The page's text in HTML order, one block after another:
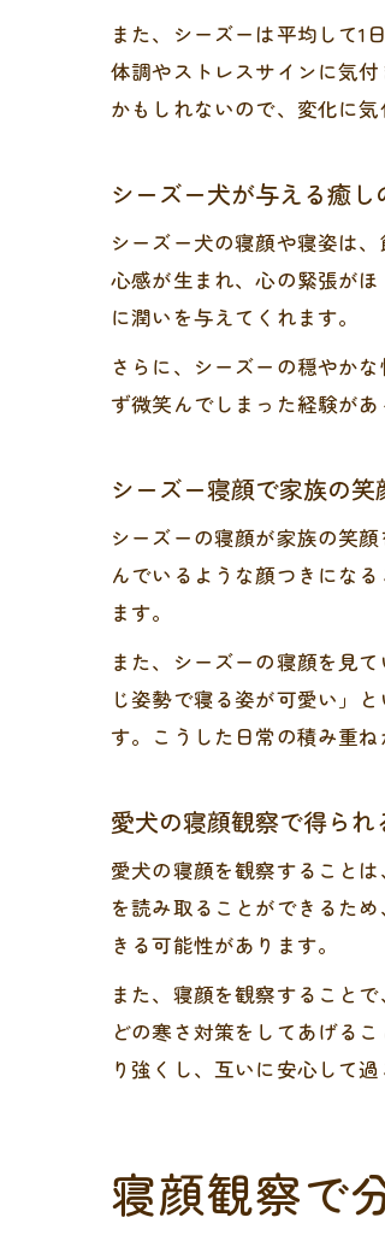
また、シーズーは平均して1
体調やストレスサインに気
かもしれないので、変化に
シーズー犬が与える癒
シーズー犬の寝顔や寝姿は
心感が生まれ、心の緊張が
に潤いを与えてくれます。
さらに、シーズーの穏やか
ず微笑んでしまった経験が
シーズー寝顔で家族の
シーズーの寝顔が家族の笑
んでいるような顔つきにな
ます。
また、シーズーの寝顔を見
じ姿勢で寝る姿が可愛い」
す。こうした日常の積み重
愛犬の寝顔観察で得られ
愛犬の寝顔を観察すること
を読み取ることができるた
きる可能性があります。
また、寝顔を観察すること
どの寒さ対策をしてあげる
り強くし、互いに安心して
寝顔観察で